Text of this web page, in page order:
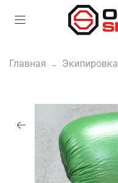
Главная Экипировка